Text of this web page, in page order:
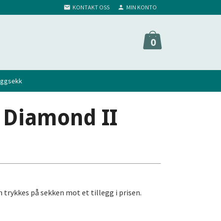
KONTAKT OSS MIN KONTO
0
Diamond II
på sekken mot et tillegg i prisen.